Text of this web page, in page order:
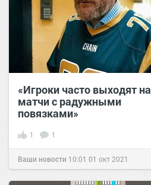
«Игроки часто выходят на
матчи с радужными
повязками»
1 1
Ваши новости 10:01 01 окт 2021